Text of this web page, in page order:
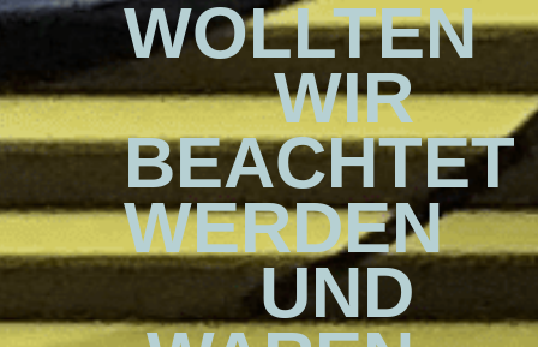
WOLLTEN
WIR
BEACHTET
WERDEN
UND